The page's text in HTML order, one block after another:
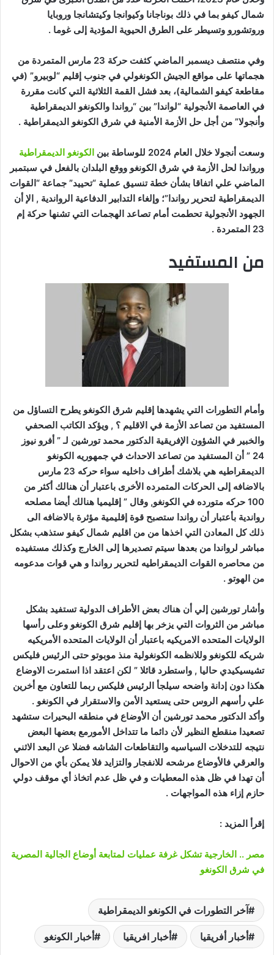
شمال كيفو بما في ذلك بوناجانا وكيوانجا وكيتشانجا وروبايا
وروتشورو وتسيطر على الطرق الحيوية المؤدية إلى غوما .
وفي منتصف ديسمبر الماضي كثفت حركة 23 مارس المتمردة من
هجماتها على مواقع الجيش الكونغولي في جنوب إقليم “لوبيرو” (في
مقاطعة كيفو الشمالية)، بعد فشل القمة الثلاثية التي كانت مقررة
في العاصمة الأنجولية “لواندا” بين “رواندا والكونغو الديمقراطية
وأنجولا” من أجل حل الأزمة الأمنية في شرق الكونغو الديمقراطية .
وسعت أنجولا خلال العام 2024 للوساطة بين
الكونغو الديمقراطية
ورواندا لحل الأزمة في شرق الكونغو ووقع البلدان بالفعل في سبتمبر
الماضي علي اتفاقا بشأن خطة تنسيق عملية “تحييد” جماعة “القوات
الديمقراطية لتحرير رواندا”؛ وإلغاء التدابير الدفاعية الرواندية , الإ أن
الجهود الأنجولية تحطمت أمام تصاعد الهجمات التي تشنها حركة إم
23 المتمردة .
من المستفيد
وأمام التطورات التي يشهدها إقليم شرق الكونغو يطرح التساؤل من
المستفيد من تصاعد الأزمة في الاقليم ؟ , ويؤكد الكاتب الصحفي
والخبير في الشؤون الإفريقية الدكتور محمد تورشين لـ ” أفرو نيوز
24 ” أن المستفيد من تصاعد الاحداث في جمهوريه الكونغو
الديمقراطيه هي بلاشك أطراف داخليه سواء حركه 23 مارس
بالاضافه إلى الحركات المتمرده الأخرى باعتبار أن هنالك أكثر من
100 حركه متورده في الكونغو, وقال ” إقليميا هنالك أيضا مصلحه
رواندية بأعتبار أن رواندا ستصبح قوة إقليمية مؤثرة بالاضافه الى
ذلك كل المعادن التي اخذها من من اقليم شمال كيفو ستذهب بشكل
مباشر لرواندا من بعدها سيتم تصديرها إلى الخارج وكذلك مستفيده
من محاصره القوات الديمقراطيه لتحرير رواندا و هي قوات مدعومه
من الهوتو .
وأشار تورشين إلي أن هناك بعض الأطراف الدولية تستفيد بشكل
مباشر من الثروات التي يزخر بها إقليم شرق الكونغو وعلى رأسها
الولايات المتحده الامريكيه باعتبار أن الولايات المتحده الأمريكيه
شريكه للكونغو وللانظمه الكونغولية منذ موبوتو حتى الرئيس فليكس
تشيسيكيدي حاليا , واستطرد قائلا ” لكن اعتقد اذا استمرت الاوضاع
هكذا دون إدانة واضحه سيلجأ الرئيس فليكس ربما للتعاون مع أخرين
علي رأسهم الروس حتى يستعيد الأمن والاستقرار في الكونغو .
وأكد الدكتور محمد تورشين أن الأوضاع في منطقه البحيرات ستشهد
تصعيدا منقطع النظير لأن دائما ما تتداخل الأمورمع بعضها البعض
نتيجه للتدخلات السياسيه والتقاطعات الشاشه فضلا عن البعد الاثني
والعرقي فالأوضاع مرشحه للانفجار والتزايد فلا يمكن بأي من الاحوال
أن تهدا في ظل هذه المعطيات و في ظل عدم اتخاذ أي موقف دولي
حازم إزاء هذه المواجهات .
إقرأ المزيد :
مصر .. الخارجية تشكل غرفة عمليات لمتابعة أوضاع الجالية المصرية
في شرق الكونغو
آخر التطورات في الكونغو الديمقراطية
أخبار أفريقيا أخبار افريقيا أخبار الكونغو